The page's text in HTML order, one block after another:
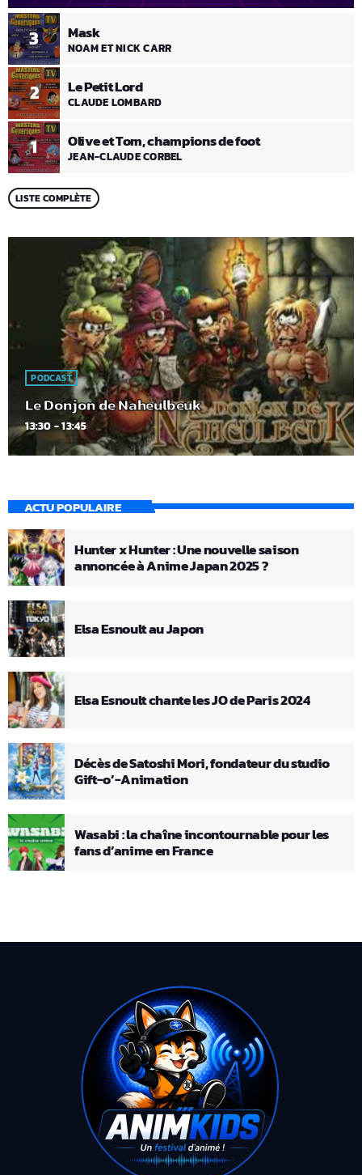
1 Olive et Tom, champions de foot
JEAN-CLAUDE CORBEL
2 Le Petit Lord
CLAUDE LOMBARD
3 Mask
NOAM ET NICK CARR
LISTE COMPLÈTE
PODCAST
Le Donjon de Naheulbeuk
13:30 - 13:45
ACTU POPULAIRE
Hunter x Hunter : Une nouvelle saison
annoncée à Anime Japan 2025 ?
Elsa Esnoult au Japon
Elsa Esnoult chante les JO de Paris 2024
Décès de Satoshi Mori, fondateur du studio
Gift-o’-Animation
Wasabi : la chaîne incontournable pour les
fans d’anime en France